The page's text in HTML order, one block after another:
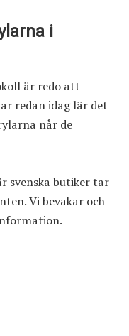
i
är redo att
redan idag lär det
når de
svenska butiker tar
Vi bevakar och